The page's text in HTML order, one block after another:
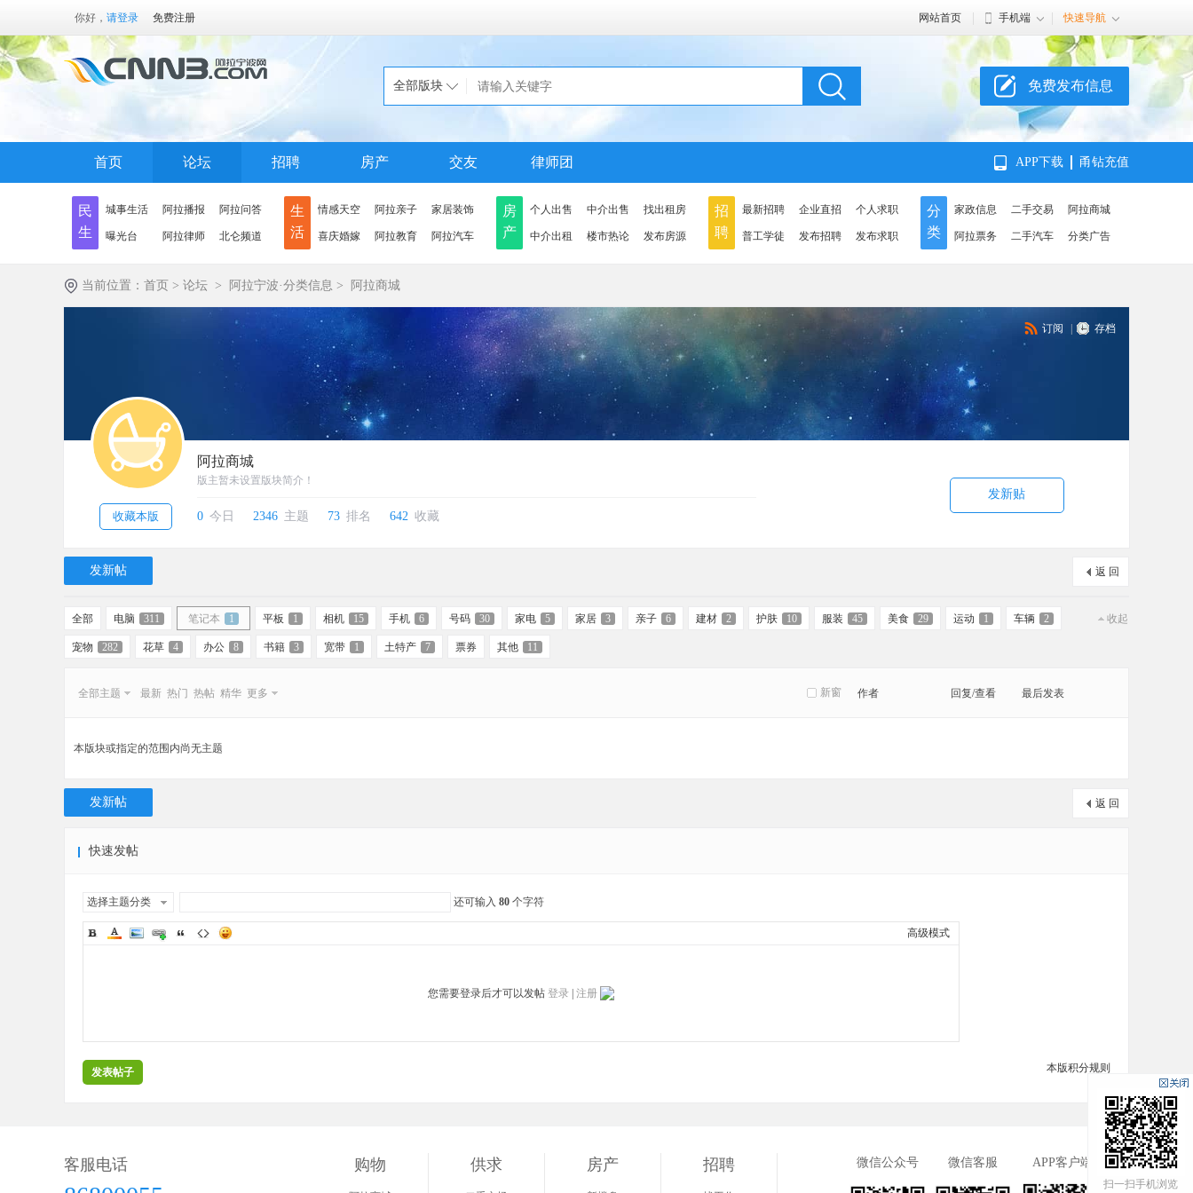
你好， 请登录 免费注册 网站首页 手机端 快速导航
全部版块 免费发布信息
首页 论坛 招聘 房产 交友 律师团 APP下载 甬钻充值
民
生
城事生活 阿拉播报 阿拉问答
曝光台 阿拉律师 北仑频道
生
活
情感天空 阿拉亲子 家居装饰
喜庆婚嫁 阿拉教育 阿拉汽车
房
产
个人出售 中介出售 找出租房
中介出租 楼市热论 发布房源
招
聘
最新招聘 企业直招 个人求职
普工学徒 发布招聘 发布求职
分
类
家政信息 二手交易 阿拉商城
阿拉票务 二手汽车 分类广告
当前位置： 首页 > 论坛 > 阿拉宁波·分类信息 > 阿拉商城
订阅 存档
收藏本版
阿拉商城
版主暂未设置版块简介！
0 今日 2346 主题 73 排名 642 收藏
发新贴
返 回
发新帖
收起
全部 电脑 311 笔记本 1 平板 1 相机 15 手机 6 号码 30 家电 5 家居 3 亲子 6 建材 2 护肤 10 服装 45 美食 29 运动 1 车辆 2
宠物 282 花草 4 办公 8 书籍 3 宽带 1 土特产 7 票券 其他 11
新窗
全部主题 最新 热门 热帖 精华 更多 作者 回复/查看 最后发表
本版块或指定的范围内尚无主题
返 回
发新帖
快速发帖
选择主题分类 还可输入 80 个字符
高级模式
您需要登录后才可以发帖 登录 注册
本版积分规则
发表帖子
扫一扫手机浏览
客服电话 购物 供求 房产 招聘 微信公众号 微信客服 APP客户端